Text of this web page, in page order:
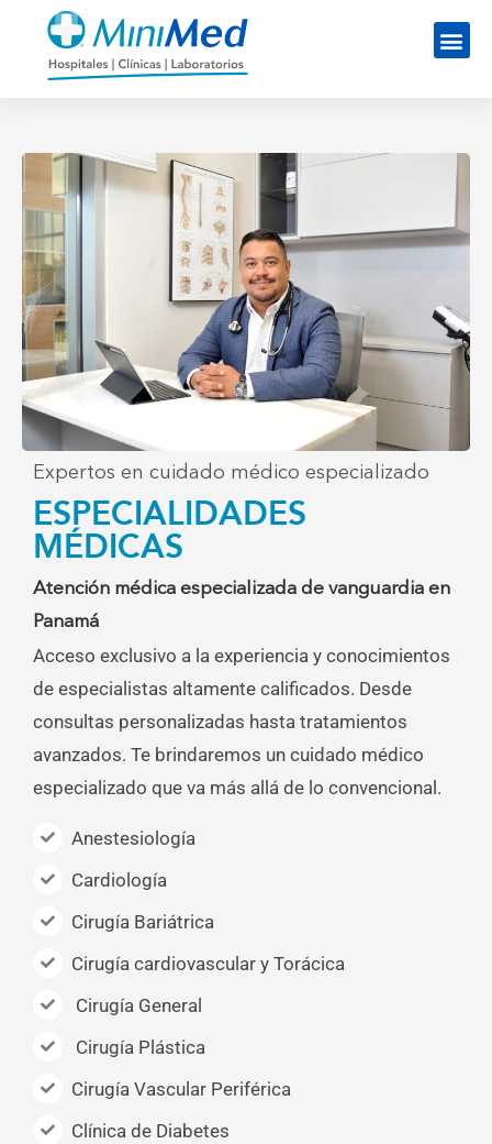
Expertos en cuidado médico especializado
ESPECIALIDADES
MÉDICAS
Atención médica especializada de vanguardia en
Panamá
Acceso exclusivo a la experiencia y conocimientos
de especialistas altamente calificados. Desde
consultas personalizadas hasta tratamientos
avanzados. Te brindaremos un cuidado médico
especializado que va más allá de lo convencional.
Anestesiología
Cardiología
Cirugía Bariátrica
Cirugía cardiovascular y Torácica
Cirugía General
Cirugía Plástica
Cirugía Vascular Periférica
Clínica de Diabetes